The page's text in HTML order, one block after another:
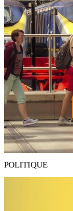
POLITIQUE